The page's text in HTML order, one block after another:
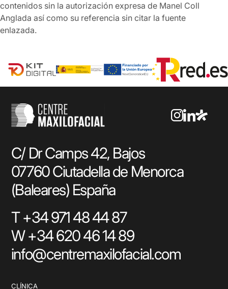
contenidos sin la autorización expresa de Manel Coll
Anglada así como su referencia sin citar la fuente
enlazada.
CLÍNICA
C/ Dr Camps 42, Bajos
07760 Ciutadella de Menorca
(Baleares) España
T +34 971 48 44 87
W +34 620 46 14 89
info@centremaxilofacial.com